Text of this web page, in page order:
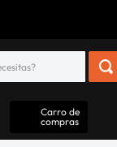
Carro de
compras